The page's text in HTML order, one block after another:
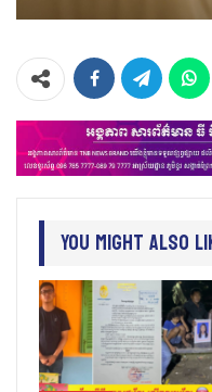
You Might Also